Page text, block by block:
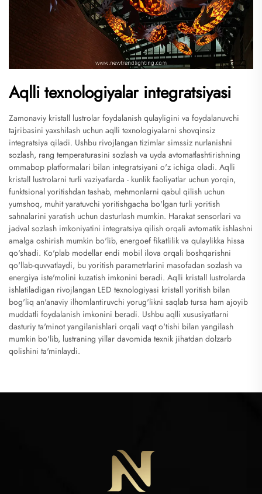
Aqlli texnologiyalar integratsiyasi
Zamonaviy kristall lustrolar foydalanish qulayligini va foydalanuvchi
tajribasini yaxshilash uchun aqlli texnologiyalarni shovqinsiz
integratsiya qiladi. Ushbu rivojlangan tizimlar simssiz nurlanishni
sozlash, rang temperaturasini sozlash va uyda avtomatlashtirishning
ommabop platformalari bilan integratsiyani o'z ichiga oladi. Aqlli
kristall lustrolarni turli vaziyatlarda - kunlik faoliyatlar uchun yorqin,
funktsional yoritishdan tashab, mehmonlarni qabul qilish uchun
yumshoq, muhit yaratuvchi yoritishgacha bo'lgan turli yoritish
sahnalarini yaratish uchun dasturlash mumkin. Harakat sensorlari va
jadval sozlash imkoniyatini integratsiya qilish orqali avtomatik ishlashni
amalga oshirish mumkin bo'lib, energoef fikatlilik va qulaylikka hissa
qo'shadi. Ko'plab modellar endi mobil ilova orqali boshqarishni
qo'llab-quvvatlaydi, bu yoritish parametrlarini masofadan sozlash va
energiya iste'molini kuzatish imkonini beradi. Aqlli kristall lustrolarda
ishlatiladigan rivojlangan LED texnologiyasi kristall yoritish bilan
bog'liq an'anaviy ilhomlantiruvchi yorug'likni saqlab tursa ham ajoyib
muddatli foydalanish imkonini beradi. Ushbu aqlli xususiyatlarni
dasturiy ta'minot yangilanishlari orqali vaqt o'tishi bilan yangilash
mumkin bo'lib, lustraning yillar davomida texnik jihatdan dolzarb
qolishini ta'minlaydi.